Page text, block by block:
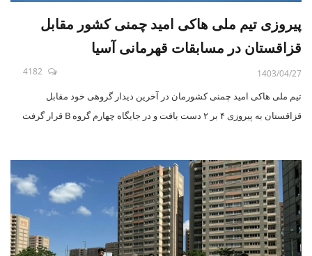
پیروزی تیم ملی هاکی امید چمنی کشور مقابل
قزاقستان در مسابقات قهرمانی آسیا
1403/04/27
4182
تیم ملی هاکی امید چمنی کشورمان در آخرین دیدار گروهی خود مقابل
قزاقستان به پیروزی ۴ بر ۲ دست یافت و در جایگاه چهارم گروه B قرار گرفت